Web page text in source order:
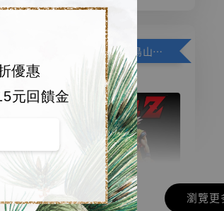
優惠
元回饋金
加購優惠【悟空 鳥山明紀念款 [奇蹟工作室]】
瀏覽更